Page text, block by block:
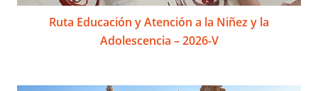
Ruta Educación y Atención a la Niñez y la
Adolescencia – 2026-V